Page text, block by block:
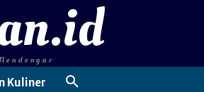
Kuliner